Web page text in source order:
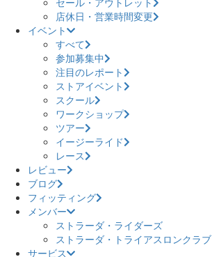
店休日・営業時間変更
イベント
すべて
参加募集中
注目のレポート
ストアイベント
スクール
ワークショップ
ツアー
イージーライド
レース
レビュー
ブログ
フィッティング
メンバー
ストラーダ・ライダーズ
ストラーダ・トライアスロンクラブ
サービス